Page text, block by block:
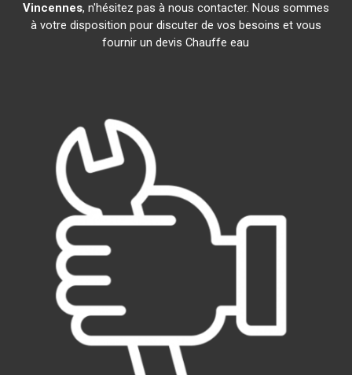
Vincennes, n'hésitez pas à nous contacter. Nous sommes
à votre disposition pour discuter de vos besoins et vous
fournir un devis Chauffe eau